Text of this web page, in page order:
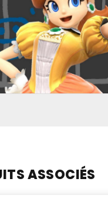
ASSOCIÉS